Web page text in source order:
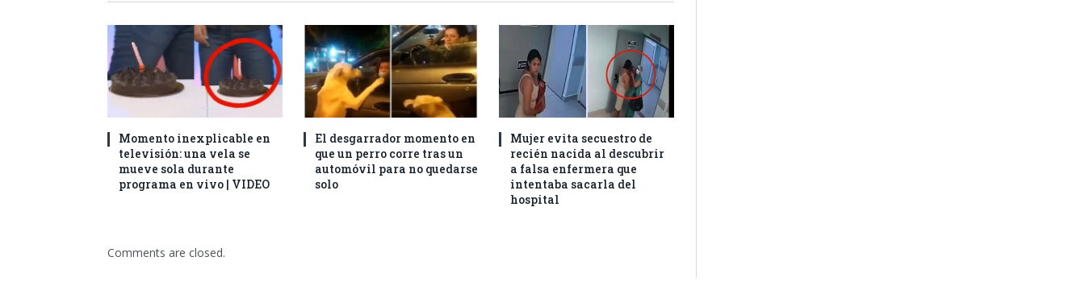
Momento inexplicable en
televisión: una vela se
mueve sola durante
programa en vivo | VIDEO
El desgarrador momento en
que un perro corre tras un
automóvil para no quedarse
solo
Mujer evita secuestro de
recién nacida al descubrir
a falsa enfermera que
intentaba sacarla del
hospital
Comments are closed.